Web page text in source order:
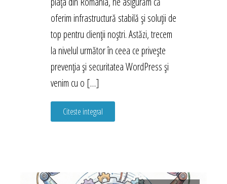
oferim infrastructură stabilă și soluții de
top pentru clienții noștri. Astăzi, trecem
la nivelul următor în ceea ce privește
prevenția și securitatea WordPress și
venim cu o […]
Citeste integral